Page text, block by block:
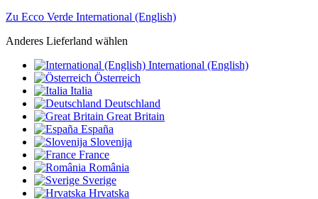
Zu Ecco Verde International (English)
Anderes Lieferland wählen
International (English)
Österreich
Italia
Deutschland
Great Britain
España
Slovenija
France
România
Sverige
Hrvatska